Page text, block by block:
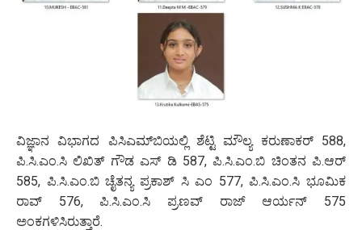
ವಿಜ್ಞಾನ ವಿಭಾಗದ ಪಿಸಿಎಮ್‌ಬಿಯಲ್ಲಿ ಶೆಟ್ಟಿ ಮೌಲ್ಯ ಕರುಣಾಕರ್ 588,
ಪಿ.ಸಿ.ಎಂ.ಸಿ ಲಿಖಿತ್ ಗೌಡ ಎಸ್ ಡಿ 587, ಪಿ.ಸಿ.ಎಂ.ಬಿ ಚಿಂತನ ಪಿ.ಆರ್
585, ಪಿ.ಸಿ.ಎಂ.ಬಿ ಚೈತನ್ಯ ಪ್ರಕಾಶ್ ಸಿ ಎಂ 577, ಪಿ.ಸಿ.ಎಂ.ಸಿ ಭೂಮಿಕ
ರಾವ್ 576, ಪಿ.ಸಿ.ಎಂ.ಸಿ ಪ್ರಣವ್ ರಾಜ್ ಆರ್ಯನ್ 575
ಅಂಕಗಳಿಸಿರುತ್ತಾರೆ.